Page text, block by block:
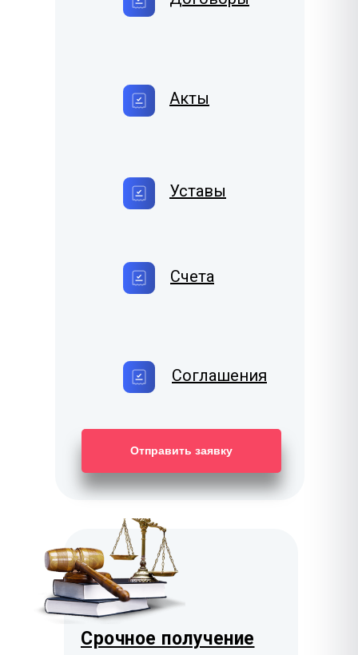
Уставы
Акты
Соглашения
Счета
Отправить заявку
Срочное получение